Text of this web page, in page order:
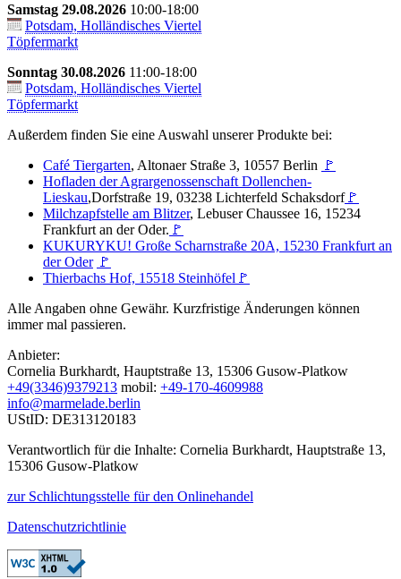
Samstag 29.08.2026 10:00-18:00
Potsdam, Holländisches Viertel
Töpfermarkt
Sonntag 30.08.2026 11:00-18:00
Potsdam, Holländisches Viertel
Töpfermarkt
Außerdem finden Sie eine Auswahl unserer Produkte bei:
Café Tiergarten, Altonaer Straße 3, 10557 Berlin
🚩
Hofladen der Agrargenossenschaft Dollenchen-
Lieskau,Dorfstraße 19, 03238 Lichterfeld Schaksdorf🚩
Milchzapfstelle am Blitzer, Lebuser Chaussee 16, 15234
Frankfurt an der Oder. 🚩
KUKURYKU! Große Scharnstraße 20A, 15230 Frankfurt an
der Oder 🚩
Thierbachs Hof, 15518 Steinhöfel 🚩
Alle Angaben ohne Gewähr. Kurzfristige Änderungen können
immer mal passieren.
Anbieter:
Cornelia Burkhardt, Hauptstraße 13, 15306 Gusow-Platkow
+49(3346)9379213 mobil: +49-170-4609988
info@marmelade.berlin
UStID: DE313120183
Verantwortlich für die Inhalte: Cornelia Burkhardt, Hauptstraße 13,
15306 Gusow-Platkow
zur Schlichtungsstelle für den Onlinehandel
Datenschutzrichtlinie